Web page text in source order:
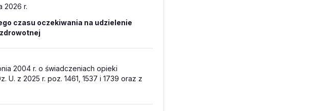
2026 r.
czasu oczekiwania na udzielenie
2004 r. o świadczeniach opieki
z 2025 r. poz. 1461, 1537 i 1739 oraz z